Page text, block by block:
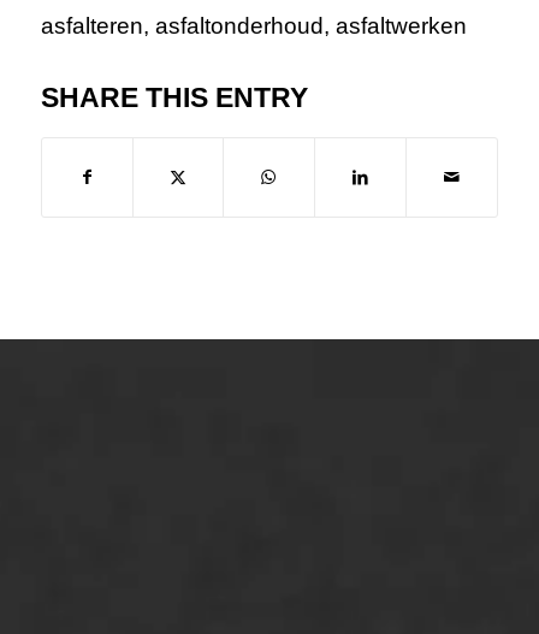
asfalteren, asfaltonderhoud, asfaltwerken
SHARE THIS ENTRY